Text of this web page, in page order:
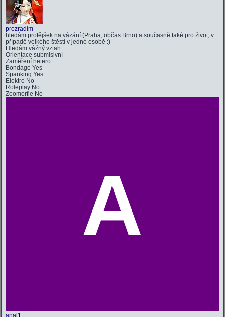
prozradím
hledám protějšek na vázání (Praha, občas Brno) a současně také pro život, v
případě velkého štěstí v jedné osobě :)
Hledám vážný vztah
Orientace submisivní
Zaměření hetero
Bondage Yes
Spanking Yes
Elektro No
Roleplay No
Zoomorfie No
A